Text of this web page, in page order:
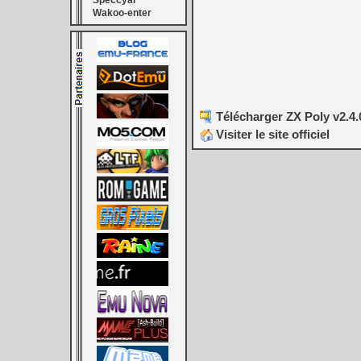
Wakoo-enter
Télécharger ZX Poly
Visiter le site officiel